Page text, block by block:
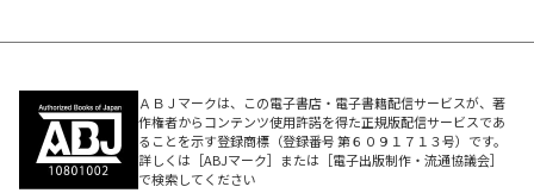
ＡＢＪマークは、この電子書店・電子書籍配信サービスが、著
作権者からコンテンツ使用許諾を得た正規版配信サービスであ
ることを示す登録商標（登録番号 第６０９１７１３号）です。
詳しくは［ABJマーク］または［電子出版制作・流通協議会］
で検索してください